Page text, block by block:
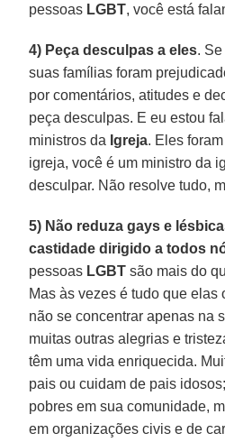
pessoas LGBT, você está
4) Peça desculpas a eles.
suas famílias foram
por comentários, atitudes e
peça desculpas. E eu estou
ministros da Igreja. Eles
igreja, você é um ministro da
desculpar. Não resolve tudo,
5) Não reduza gays e
castidade dirigido a todos
pessoas LGBT são mais do
Mas às vezes é tudo que elas
não se concentrar apenas na
muitas outras alegrias e
têm uma vida enriquecida.
pais ou cuidam de pais
pobres em sua comunidade,
em organizações civis e de